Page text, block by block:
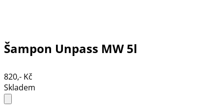
Šampon Unpass MW 5l
820,- Kč
Skladem